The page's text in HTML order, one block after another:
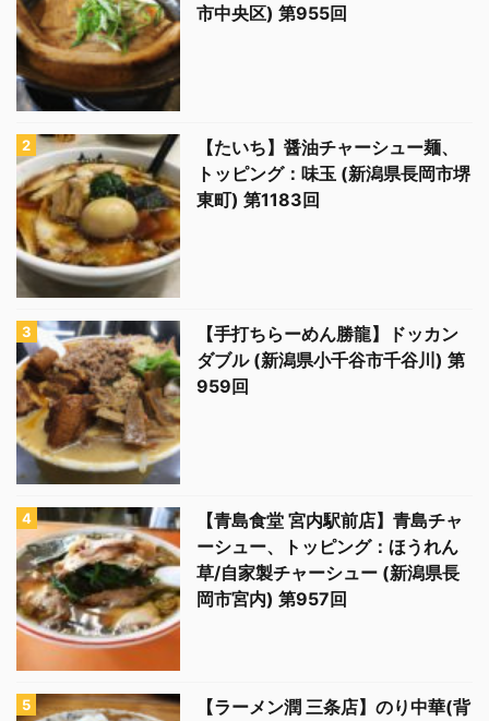
市中央区) 第955回
【たいち】醤油チャーシュー麺、
トッピング：味玉 (新潟県長岡市堺
東町) 第1183回
【手打ちらーめん勝龍】ドッカン
ダブル (新潟県小千谷市千谷川) 第
959回
【青島食堂 宮内駅前店】青島チャ
ーシュー、トッピング：ほうれん
草/自家製チャーシュー (新潟県長
岡市宮内) 第957回
【ラーメン潤 三条店】のり中華(背